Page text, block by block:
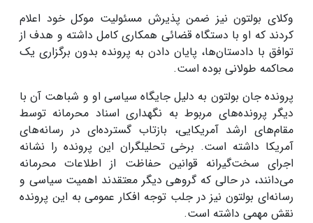
وکلای بولتون نیز ضمن پذیرش مسئولیت موکل خود اعلام
کردند که او با دستگاه قضائی همکاری کامل داشته و هدف از
توافق با دادستان‌ها، پایان دادن به پرونده بدون برگزاری یک
محاکمه طولانی بوده است.
پرونده جان بولتون به دلیل جایگاه سیاسی او و شباهت آن با
دیگر پرونده‌های مربوط به نگهداری اسناد محرمانه توسط
مقام‌های ارشد آمریکایی، بازتاب گسترده‌ای در رسانه‌های
آمریکا داشته است. برخی تحلیلگران این پرونده را نشانه
اجرای سخت‌گیرانه قوانین حفاظت از اطلاعات محرمانه
می‌دانند، در حالی که گروهی دیگر معتقدند اهمیت سیاسی و
رسانه‌ای بولتون نیز در جلب توجه افکار عمومی به این پرونده
نقش مهمی داشته است.